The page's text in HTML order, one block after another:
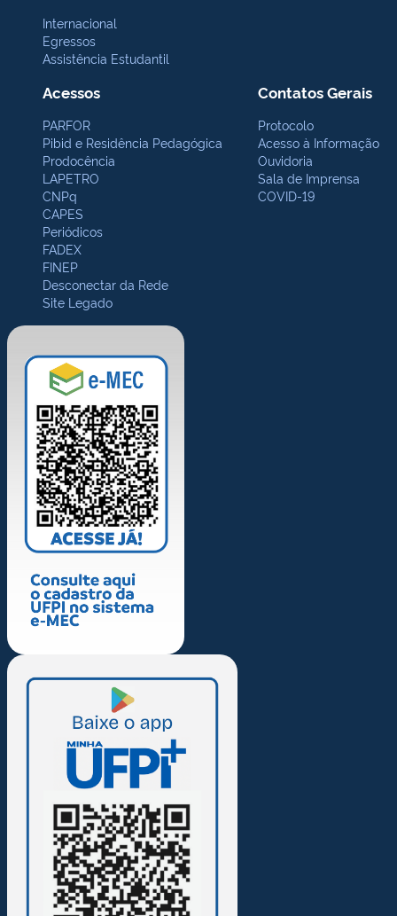
Internacional
Egressos
Assistência Estudantil
Acessos
PARFOR
Pibid e Residência Pedagógica
Prodocência
LAPETRO
CNPq
CAPES
Periódicos
FADEX
FINEP
Desconectar da Rede
Site Legado
Contatos Gerais
Protocolo
Acesso à Informação
Ouvidoria
Sala de Imprensa
COVID-19